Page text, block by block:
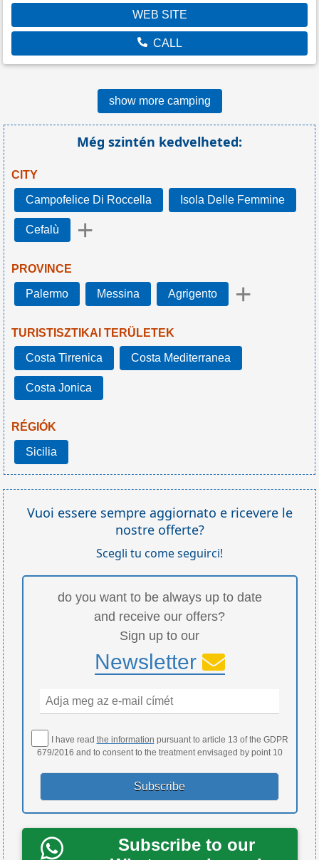
WEB SITE
CALL
show more camping
Még szintén kedvelheted:
CITY
Campofelice Di Roccella Isola Delle Femmine
Cefalù +
PROVINCE
Palermo Messina Agrigento +
TURISTISZTIKAI TERÜLETEK
Costa Tirrenica Costa Mediterranea
Costa Jonica
RÉGIÓK
Sicilia
Vuoi essere sempre aggiornato e ricevere le
nostre offerte?
Scegli tu come seguirci!
do you want to be always up to date
and receive our offers?
Sign up to our
Newsletter
I have read the information pursuant to article 13 of the GDPR
679/2016 and to consent to the treatment envisaged by point 10
Subscribe to our